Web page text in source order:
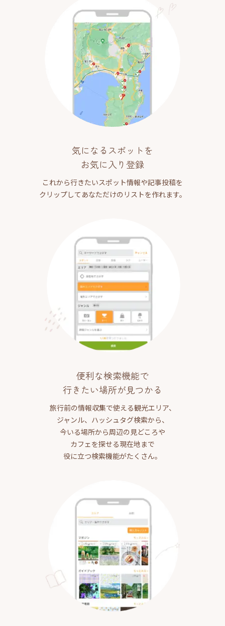
気になるスポットを
お気に入り登録
これから行きたいスポット情報や記事投稿を
クリップしてあなただけのリストを作れます。
便利な検索機能で
行きたい場所が見つかる
旅行前の情報収集で使える観光エリア、
ジャンル、ハッシュタグ検索から、
今いる場所から周辺の見どころや
カフェを探せる現在地まで
役に立つ検索機能がたくさん。